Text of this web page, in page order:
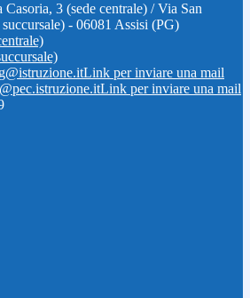
3 (sede centrale) / Via San
- 06081 Assisi (PG)
Link per inviare una mail
Link per inviare una mail